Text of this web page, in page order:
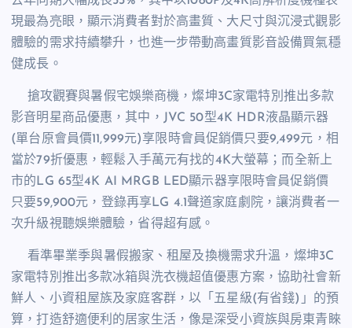
現最為亮眼，顯示消費者對於高畫質、大尺寸與沉浸式觀影
體驗的需求持續攀升，也進一步帶動高畫質影音設備買氣穩
健成長。
搶攻觀賽與暑假宅娛樂商機，燦坤3C家電特別推出多款
影音明星商品優惠，其中， JVC 50型4K HDR液晶顯示器
(單台原會員價11,999元)享限時會員促銷價只要9,499元，相
當於79折優惠，輕鬆入手萬元有找的4K大螢幕；而全新上
市的LG 65型4K AI MRGB LED顯示器享限時會員促銷價
只要59,900元，登錄再享LG 4.1聲道家庭劇院，讓消費者一
次升級視聽娛樂體驗，省得超有感。
看準畢業季與暑假搬家、租屋及換機需求升溫，燦坤3C
家電特別推出多款冰箱與洗衣機超值優惠方案，協助社會新
鮮人、小資租屋族及家庭客群，以「五星級(有省錢) 」的預
算，打造舒適便利的居家生活，像是深受小資族與房東青睞